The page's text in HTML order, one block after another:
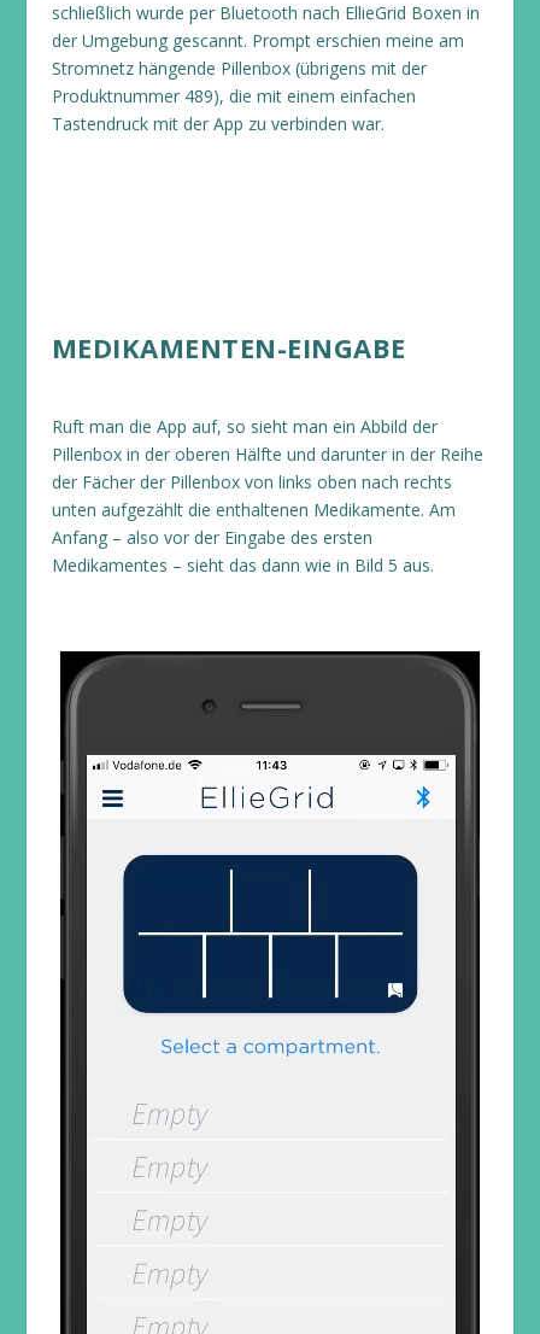
schließlich wurde per Bluetooth nach EllieGrid Boxen in
der Umgebung gescannt. Prompt erschien meine am
Stromnetz hängende Pillenbox (übrigens mit der
Produktnummer 489), die mit einem einfachen
Tastendruck mit der App zu verbinden war.
MEDIKAMENTEN-EINGABE
Ruft man die App auf, so sieht man ein Abbild der
Pillenbox in der oberen Hälfte und darunter in der Reihe
der Fächer der Pillenbox von links oben nach rechts
unten aufgezählt die enthaltenen Medikamente. Am
Anfang – also vor der Eingabe des ersten
Medikamentes – sieht das dann wie in Bild 5 aus.